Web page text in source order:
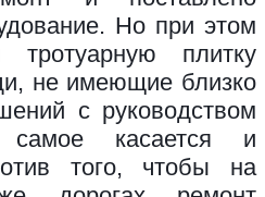
Но при этом
плитку
не имеющие близко
с руководством
касается и
того, чтобы на